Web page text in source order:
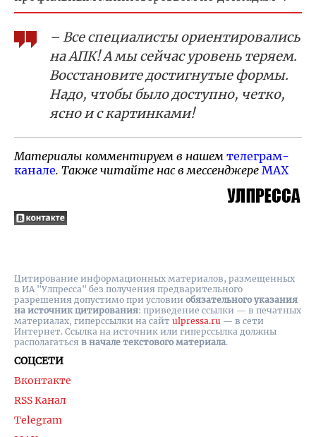
– Все специалисты ориентировались
на АПК! А мы сейчас уровень теряем.
Восстановите достигнутые формы.
Надо, чтобы было доступно, четко,
ясно и с картинками!
Материалы комментируем в нашем телеграм-
канале. Также читайте нас в мессенджере MAX
СОЦСЕТИ
Вконтакте
RSS Канал
Telegram
Цитирование информационных материалов, размещенных
в ИА "Улпресса" без получения предварительного
разрешения допустимо при условии обязательного указания
на источник цитирования: приведение ссылки — в печатных
материалах, гиперссылки на cайт ulpressa.ru — в сети
Интернет. Ссылка на источник или гиперссылка должны
располагаться в начале текстового материала.